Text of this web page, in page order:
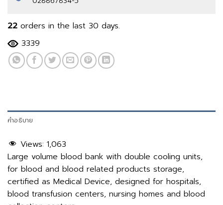
22 orders in the last 30 days.
3339
คำอธิบาย
Views: 1,063
Large volume blood bank with double cooling units,
for blood and blood related products storage,
certified as Medical Device, designed for hospitals,
blood transfusion centers, nursing homes and blood